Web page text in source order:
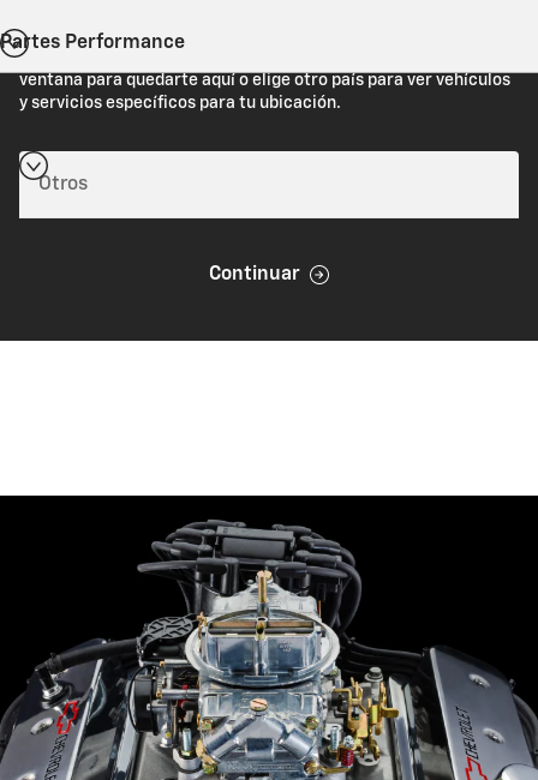
Estás viendo Chevrolet.com (Estados Unidos). Cierra esta
ventana para quedarte aquí o elige otro país para ver vehículos
y servicios específicos para tu ubicación.
Continuar
Partes Performance